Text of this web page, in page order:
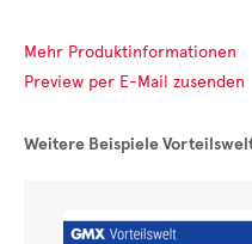
Mehr Produktinformationen
Preview per E-Mail zusenden
Weitere Beispiele